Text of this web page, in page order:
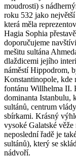
moudrosti) s
roku 532 jako největší
která měla
Hagia Sophia
doporučujeme
mešitu sultána
dlaždicemi jejího
náměstí Hippodrom,
Konstantinopole, kde
fontánu Willhelma II.
dominanta Istanbulu,
sultánů, centrum
sbírkami. Krásný
vysoké Galatské
neposlední řadě je
sultánů), který se
nádvoří.